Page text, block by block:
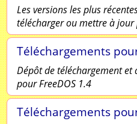
Les versions les plus
télécharger ou mettre à jour
Téléchargements
Dépôt de téléchargement et
pour FreeDOS 1.4
Téléchargements